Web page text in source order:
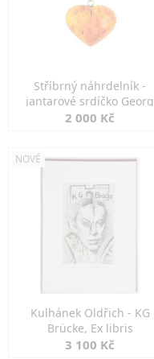
Stříbrný náhrdelník -
jantarové srdíčko Georg
Kramer
2 000 Kč
NOVÉ
Kulhánek Oldřich - KG
Brücke, Ex libris
3 100 Kč